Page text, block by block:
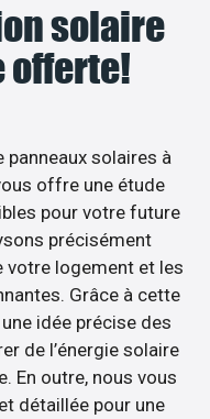
solaire
offerte!
solaires à
offre une étude
pour votre future
précisément
votre logement et les
Grâce à cette
idée précise des
de l’énergie solaire
En outre, nous vous
détaillée pour une